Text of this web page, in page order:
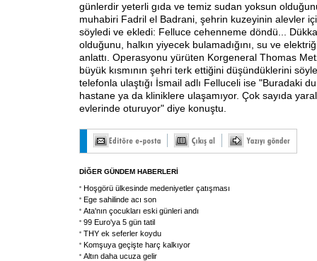
günlerdir yeterli gıda ve temiz sudan yoksun
muhabiri Fadril el Badrani, şehrin kuzeyinin alevler
söyledi ve ekledi: Felluce cehenneme döndü...
olduğunu, halkın yiyecek bulamadığını, su ve
anlattı. Operasyonu yürüten Korgeneral Thomas
büyük kısmının şehri terk ettiğini düşündüklerini
telefonla ulaştığı İsmail adlı Felluceli ise "Buradaki
hastane ya da kliniklere ulaşamıyor. Çok sayıda
evlerinde oturuyor" diye konuştu.
DİĞER GÜNDEM HABERLERİ
Hoşgörü ülkesinde medeniyetler çatışması
Ege sahilinde acı son
Ata'nın çocukları eski günleri andı
99 Euro'ya 5 gün tatil
THY ek seferler koydu
Komşuya geçişte harç kalkıyor
Altın daha ucuza gelir